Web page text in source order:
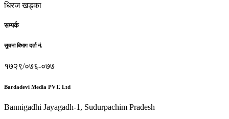
धिरज खड्का
सम्पर्क
सुचना बिभाग दर्ता नं.
१७२९/०७६-०७७
Bardadevi Media PVT. Ltd
Bannigadhi Jayagadh-1, Sudurpachim Pradesh